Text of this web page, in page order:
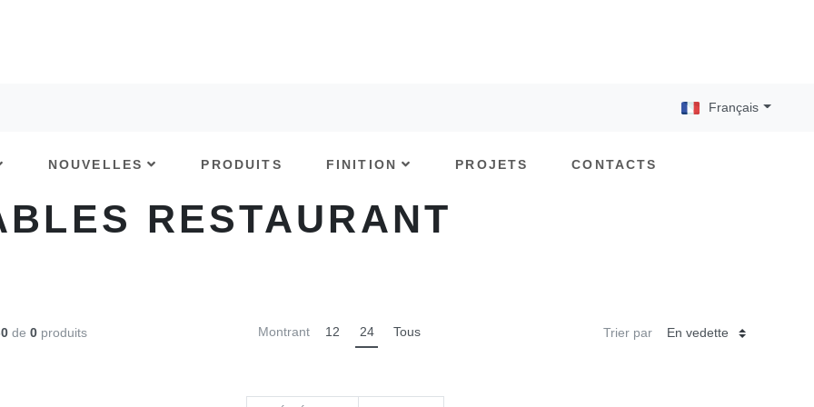
Français
NOUVELLES PRODUITS FINITION PROJETS CONTACTS
RESTAURANT
de 0 produits Montrant 12 24 Tous Trier par